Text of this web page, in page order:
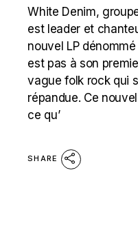
White Denim,
est leader et
nouvel LP dénommé
est pas à son
vague folk rock qui
répandue. Ce
ce qu’
SHARE